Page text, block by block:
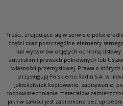
Treści, znajdujące się w serwisie
części oraz poszczególne elementy
lub wytworów objętych ochroną Ustawy
autorskim i prawach pokrewnych lub
własności przemysłowej. Prawa o
przysługują Polskiemu Radiu S.A. w
Jakiekolwiek kopiowanie, zapisywanie,
rozpowszechnianie materiałów
jak i w całości jest zabronione bez